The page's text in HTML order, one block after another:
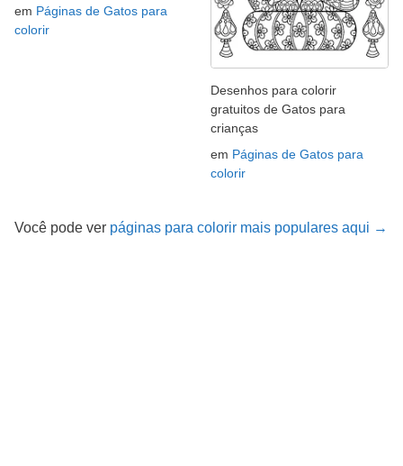
em Páginas de Gatos para
colorir
Desenhos para colorir
gratuitos de Gatos para
crianças
em Páginas de Gatos para
colorir
Você pode ver páginas para colorir mais populares aqui →